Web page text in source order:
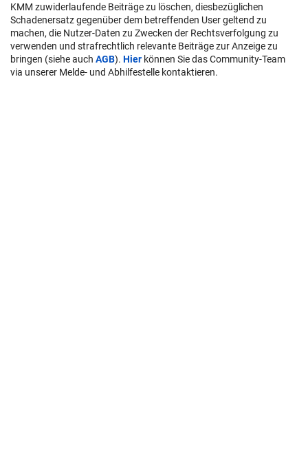
KMM zuwiderlaufende Beiträge zu löschen, diesbezüglichen
Schadenersatz gegenüber dem betreffenden User geltend zu
machen, die Nutzer-Daten zu Zwecken der Rechtsverfolgung zu
verwenden und strafrechtlich relevante Beiträge zur Anzeige zu
bringen (siehe auch AGB). Hier können Sie das Community-Team
via unserer Melde- und Abhilfestelle kontaktieren.